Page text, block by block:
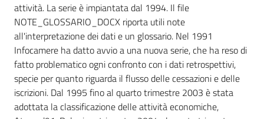
attività. La serie è impiantata dal 1994. Il file
NOTE_GLOSSARIO_DOCX riporta utili note
all'interpretazione dei dati e un glossario. Nel 1991
Infocamere ha datto avvio a una nuova serie, che ha reso di
fatto problematico ogni confronto con i dati retrospettivi,
specie per quanto riguarda il flusso delle cessazioni e delle
iscrizioni. Dal 1995 fino al quarto trimestre 2003 è stata
adottata la classificazione delle attività economiche,